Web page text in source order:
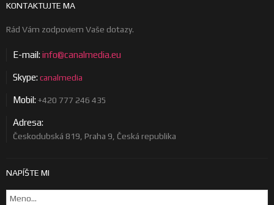
KONTAKTUJTE MA
Rád Vám zodpoviem Vaše dotazy.
E-mail:info@canalmedia.eu
Skype:canalmedia
Mobil:+420 777 246 435
Adresa:
Českodubská 819, Praha 9, Česká republika
NAPÍŠTE MI